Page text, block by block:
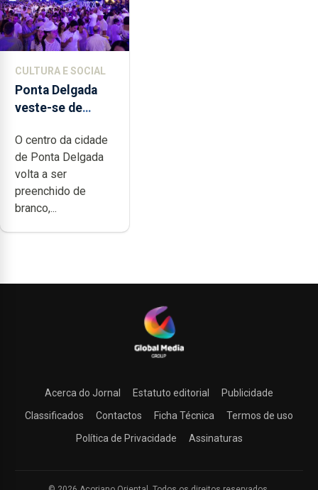
CULTURA E SOCIAL
Ponta Delgada
veste-se de
O centro da cidade
de Ponta Delgada
volta a ser
preenchido de
branco,...
Acerca do Jornal Estatuto editorial
Publicidade
Classificados
Contactos Ficha Técnica
Termos de uso
Política de Privacidade
Assinaturas